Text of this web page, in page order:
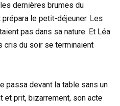
dernières brumes du
le petit-déjeuner. Les
pas dans sa nature. Et Léa
cris du soir se terminaient
passa devant la table sans un
et prit, bizarrement, son acte